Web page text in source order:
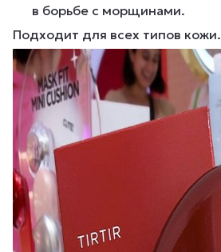
в борьбе с морщинами.
Подходит для всех типов кожи.